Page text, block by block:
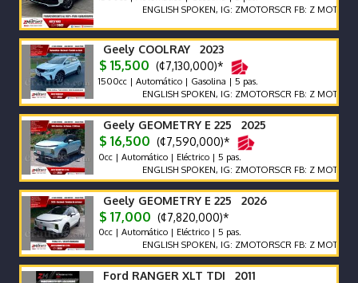
ENGLISH SPOKEN, IG: ZMOTORSCR FB: Z MOTORS.
Geely COOLRAY 2023
$ 15,500 (¢7,130,000)*
1500cc | Automático | Gasolina | 5 pas.
ENGLISH SPOKEN, IG: ZMOTORSCR FB: Z MOTORS.
Geely GEOMETRY E 225 2025
$ 16,500 (¢7,590,000)*
0cc | Automático | Eléctrico | 5 pas.
ENGLISH SPOKEN, IG: ZMOTORSCR FB: Z MOTORS.
Geely GEOMETRY E 225 2026
$ 17,000 (¢7,820,000)*
0cc | Automático | Eléctrico | 5 pas.
ENGLISH SPOKEN, IG: ZMOTORSCR FB: Z MOTORS.
Ford RANGER XLT TDI 2011